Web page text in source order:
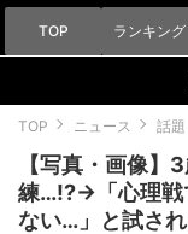
TOP ランキング
TOP ニュース 話題
【写真・画像】
練…!?→「心理戦
ない…」と試さ